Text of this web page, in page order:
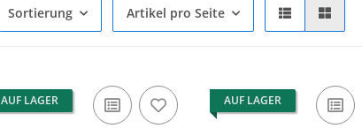
Sortierung Artikel pro Seite
AUF LAGER AUF LAGER